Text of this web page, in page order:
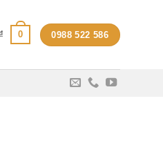
0 0988 522 586